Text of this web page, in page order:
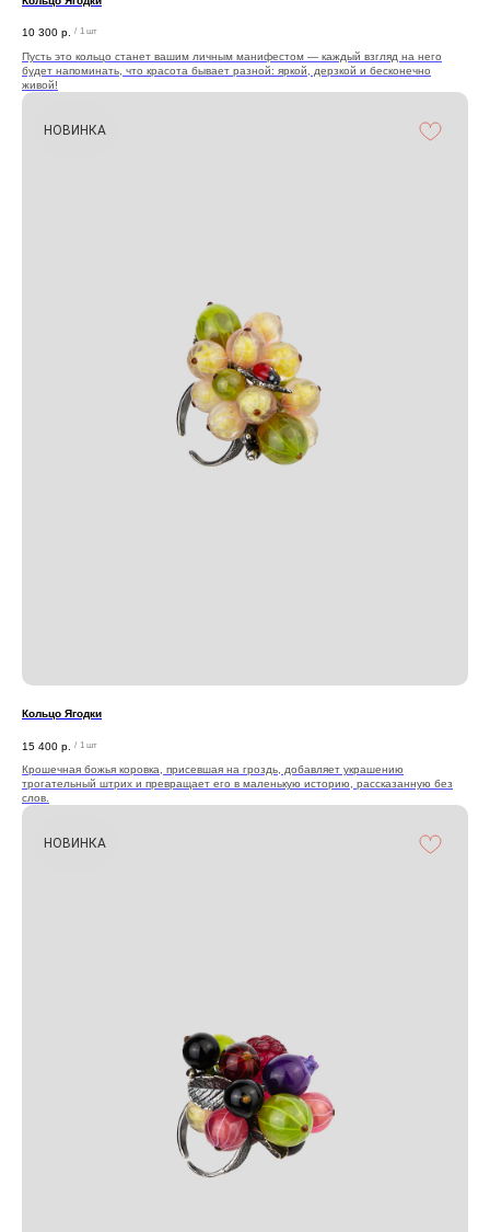
10 300 р. / 1 шт
Пусть это кольцо станет вашим личным манифестом — каждый взгляд на него
будет напоминать, что красота бывает разной: яркой, дерзкой и бесконечно
живой!
НОВИНКА
Кольцо Ягодки
15 400 р. / 1 шт
Крошечная божья коровка, присевшая на гроздь, добавляет украшению
трогательный штрих и превращает его в маленькую историю, рассказанную без
слов.
НОВИНКА